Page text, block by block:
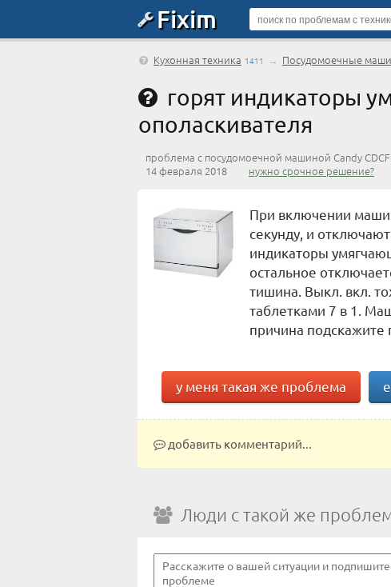
Fixim
Кухонная техника 1411 → Посудомоечные
горят индикаторы
ополаскивателя
проблема с посудомоечной машиной Candy
14 февраля 2018 нужно срочное решение?
При включении
секунду, и
индикаторы
остальное
тишина. Выкл. вкл.
таблетками 7 в 1.
причина подскажите
у меня такая же проблема
добавить комментарий...
Люди с такой же